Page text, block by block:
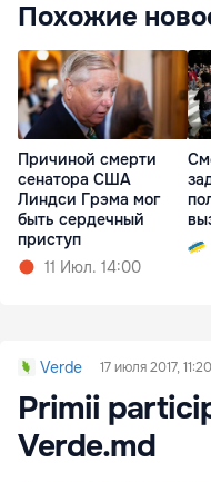
Похожие
Причиной смерти
сенатора США
Линдси Грэма мог
быть сердечный
приступ
11 Июл. 14:00
Verde 17 июля 2017, 11:20
Primii
Verde.md